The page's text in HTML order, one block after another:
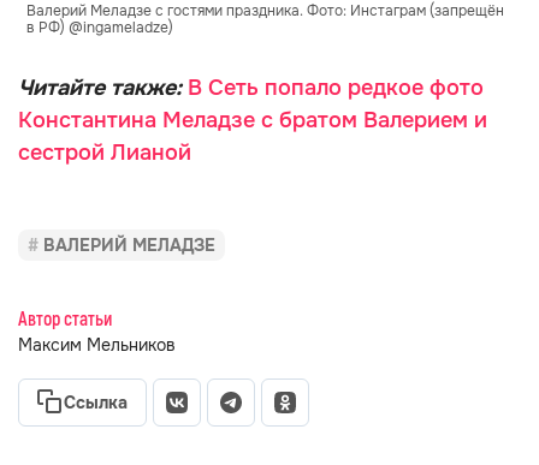
Валерий Меладзе с гостями праздника. Фото: Инстаграм (запрещён
в РФ) @ingameladze)
Читайте также: В Сеть попало редкое фото
Константина Меладзе с братом Валерием и
сестрой Лианой
ВАЛЕРИЙ МЕЛАДЗЕ
Автор статьи
Максим Мельников
Ссылка